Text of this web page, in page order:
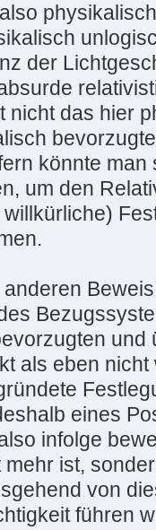
der
nicht das hier
könnte
um den
und
als eben
eines
infolge
ist,
von
führen